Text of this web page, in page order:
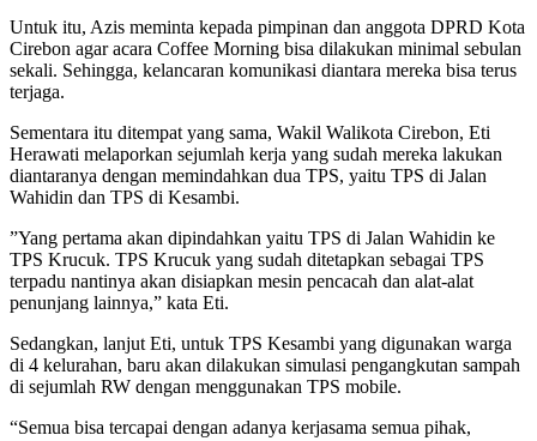
Untuk itu, Azis meminta kepada pimpinan dan anggota DPRD Kota
Cirebon agar acara Coffee Morning bisa dilakukan minimal sebulan
sekali. Sehingga, kelancaran komunikasi diantara mereka bisa terus
terjaga.
Sementara itu ditempat yang sama, Wakil Walikota Cirebon, Eti
Herawati melaporkan sejumlah kerja yang sudah mereka lakukan
diantaranya dengan memindahkan dua TPS, yaitu TPS di Jalan
Wahidin dan TPS di Kesambi.
”Yang pertama akan dipindahkan yaitu TPS di Jalan Wahidin ke
TPS Krucuk. TPS Krucuk yang sudah ditetapkan sebagai TPS
terpadu nantinya akan disiapkan mesin pencacah dan alat-alat
penunjang lainnya,” kata Eti.
Sedangkan, lanjut Eti, untuk TPS Kesambi yang digunakan warga
di 4 kelurahan, baru akan dilakukan simulasi pengangkutan sampah
di sejumlah RW dengan menggunakan TPS mobile.
“Semua bisa tercapai dengan adanya kerjasama semua pihak,